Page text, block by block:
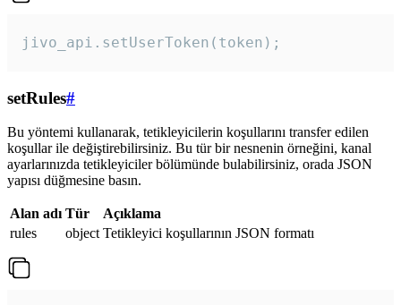
jivo_api.setUserToken(token);
setRules#
Bu yöntemi kullanarak, tetikleyicilerin koşullarını transfer edilen
koşullar ile değiştirebilirsiniz. Bu tür bir nesnenin örneğini, kanal
ayarlarınızda tetikleyiciler bölümünde bulabilirsiniz, orada JSON
yapısı düğmesine basın.
Alan adı Tür
Açıklama
rules
object Tetikleyici koşullarının JSON formatı